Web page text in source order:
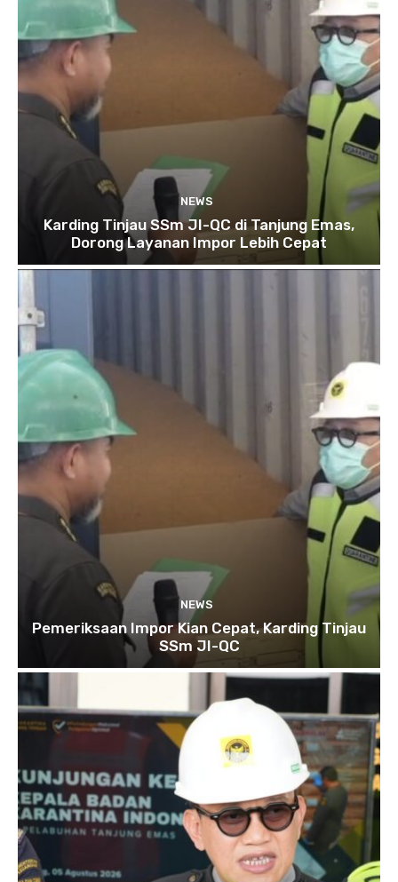
NEWS
Karding Tinjau SSm JI-QC di Tanjung Emas,
Dorong Layanan Impor Lebih Cepat
NEWS
Pemeriksaan Impor Kian Cepat, Karding Tinjau
SSm JI-QC